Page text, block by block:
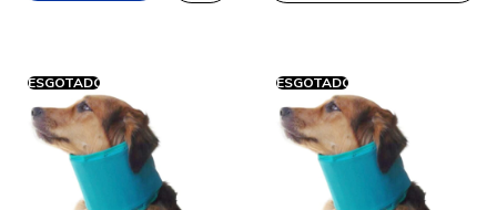
ESGOTADO ESGOTADO